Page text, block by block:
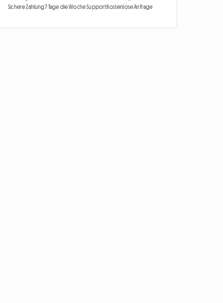
Sichere Zahlung7 Tage die Woche SupportKostenlose Anfrage